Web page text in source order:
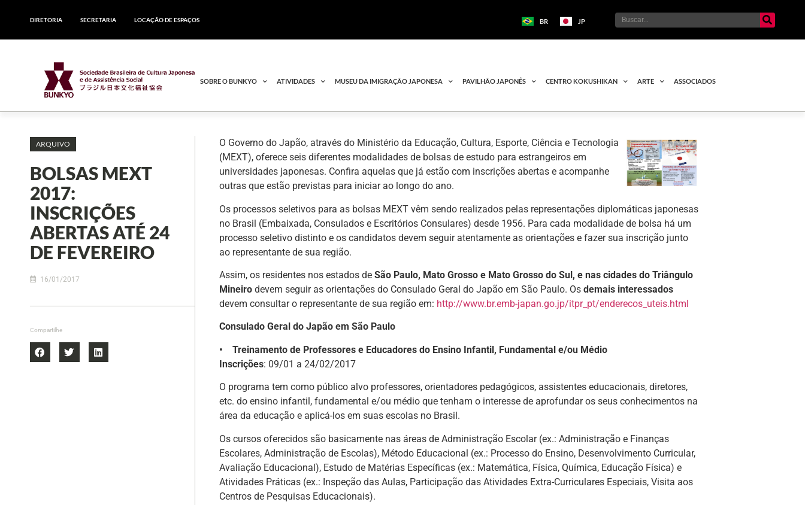
DIRETORIA SECRETARIA LOCAÇÃO DE ESPAÇOS BR JP
SOBRE O BUNKYO ATIVIDADES MUSEU DA IMIGRAÇÃO JAPONESA PAVILHÃO JAPONÊS CENTRO KOKUSHIKAN ARTE ASSOCIADOS
ARQUIVO
BOLSAS MEXT
2017:
INSCRIÇÕES
ABERTAS ATÉ 24
DE FEVEREIRO
16/01/2017
Compartilhe
O Governo do Japão, através do Ministério da Educação, Cultura, Esporte, Ciência e Tecnologia
(MEXT), oferece seis diferentes modalidades de bolsas de estudo para estrangeiros em
universidades japonesas. Confira aquelas que já estão com inscrições abertas e acompanhe
outras que estão previstas para iniciar ao longo do ano.
Os processos seletivos para as bolsas MEXT vêm sendo realizados pelas representações diplomáticas japonesas
no Brasil (Embaixada, Consulados e Escritórios Consulares) desde 1956. Para cada modalidade de bolsa há um
processo seletivo distinto e os candidatos devem seguir atentamente as orientações e fazer sua inscrição junto
ao representante de sua região.
Assim, os residentes nos estados deSão Paulo, Mato Grosso e Mato Grosso do Sul, e nas cidades do Triângulo
Mineiro devem seguir as orientações do Consulado Geral do Japão em São Paulo. Osdemais interessados
devem consultar o representante de sua região em: http://www.br.emb-japan.go.jp/itpr_pt/enderecos_uteis.html
Consulado Geral do Japão em São Paulo
• Treinamento de Professores e Educadores do Ensino Infantil, Fundamental e/ou Médio
Inscrições: 09/01 a 24/02/2017
O programa tem como público alvo professores, orientadores pedagógicos, assistentes educacionais, diretores,
etc. do ensino infantil, fundamental e/ou médio que tenham o interesse de aprofundar os seus conhecimentos na
área da educação e aplicá-los em suas escolas no Brasil.
Os cursos oferecidos são basicamente nas áreas de Administração Escolar (ex.: Administração e Finanças
Escolares, Administração de Escolas), Método Educacional (ex.: Processo do Ensino, Desenvolvimento Curricular,
Avaliação Educacional), Estudo de Matérias Específicas (ex.: Matemática, Física, Química, Educação Física) e
Atividades Práticas (ex.: Inspeção das Aulas, Participação das Atividades Extra-Curriculares Especiais, Visita aos
Centros de Pesquisas Educacionais).